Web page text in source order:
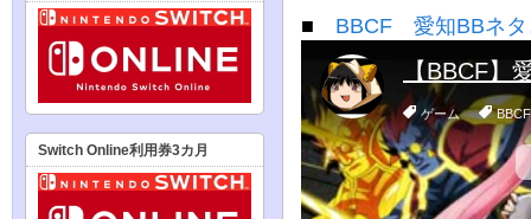
■ BBCF 愛知BBネ
Switch Online利用券3カ月